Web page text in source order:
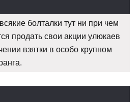
болталки тут ни при чем
продать свои акции улюкаев
взятки в особо крупном